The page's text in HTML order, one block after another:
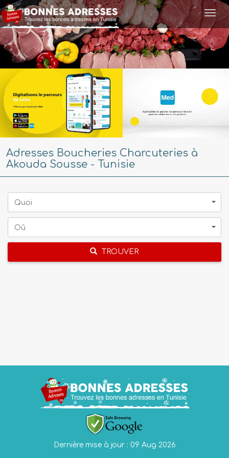
Adresses Boucheries Charcuteries à
Akouda Sousse - Tunisie
Quoi
Oû
TROUVER
Dernière mise à jour : 09 Aug 2026